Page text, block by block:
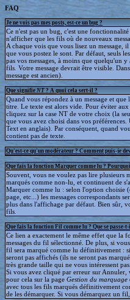
FAQ
Je ne vois pas mes posts, est-ce un bug ?
Ce n'est pas un bug, c'est une
n'afficher que les fils où de nouveaux
A chaque vois que vous lisez un message,
que vous postez le sont. Par défaut, seuls
pas vos messages, à moins que quelqu'un
fils. Votre message devrait être visible.
message est ancien).
Que signifie NT ? A quoi cela sert-il ?
Quand vous répondez à un message et
titre. Le texte est alors vide. Pour éviter
cliquez sur la case NT de votre choix (la
que vous avez choisi dans vos
Text en anglais). Par conséquent, quand
contient pas de texte.
Qu'est-ce qu'un modérateur ? Comment puis-je
Que fais la fonction Marquer comme lu ?
Souvent, vous ne voulez pas lire plusieurs
marqués comme non-lu, et continuent de
Marquer comme lu : selon l'option choisie
page, etc...) les messages correspondants
plus dans l'affichage par défaut. Bien sûr,
fils.
Que fais la fonction Fil comme lu ? Que se passe-
Ce lien a exactement le même effet que la
messages du fil sélectionné. De plus, si
fil sera marqué comme lu définitivement :
seront pas affichés (ils ne seront pas
très grande taille qui ne vous intéressent pas.
Si vous avez cliqué par erreur sur
pour cela sur la page Gestion du marquage
avec tous les fils marqués définitivement
de les démarquer. Si vous démarquez un